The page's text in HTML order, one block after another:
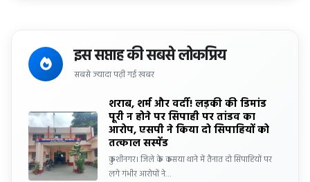
इस सप्ताह की सबसे लोकप्रिय
सबसे ज्यादा पढ़ी गई खबर
शराब, शर्म और वर्दी! लड़की की डिमांड
पूरी न होने पर सिपाही पर तांडव का
आरोप, एसपी ने किया दो सिपाहियों को
तत्काल सस्पेंड
कुशीनगर। जिले के कसया थाने में तैनात दो सिपाहियों पर
लगे गंभीर आरोपों ने…